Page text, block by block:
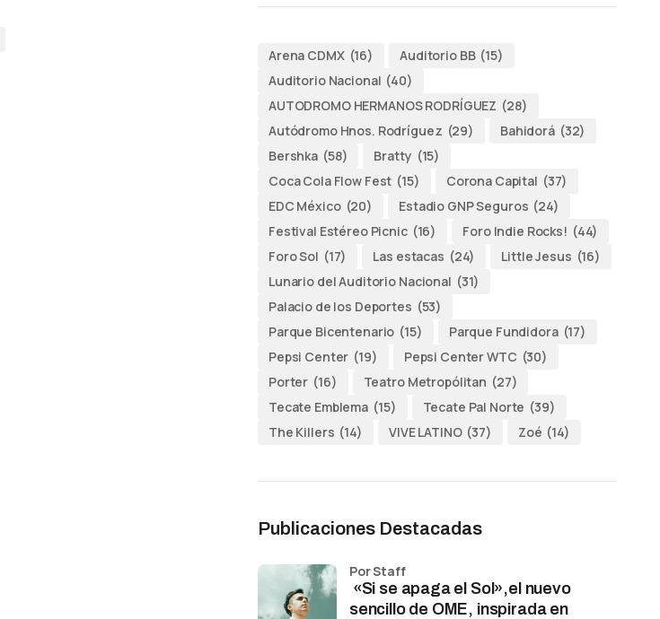
Arena CDMX (16) Auditorio BB (15)
Auditorio Nacional (40)
AUTODROMO HERMANOS RODRÍGUEZ (28)
Autódromo Hnos. Rodríguez (29) Bahidorá (32)
Bershka (58) Bratty (15)
Coca Cola Flow Fest (15) Corona Capital (37)
EDC México (20) Estadio GNP Seguros (24)
Festival Estéreo Picnic (16) Foro Indie Rocks! (44)
Foro Sol (17) Las estacas (24) Little Jesus (16)
Lunario del Auditorio Nacional (31)
Palacio de los Deportes (53)
Parque Bicentenario (15) Parque Fundidora (17)
Pepsi Center (19) Pepsi Center WTC (30)
Porter (16) Teatro Metropólitan (27)
Tecate Emblema (15) Tecate Pal Norte (39)
The Killers (14) VIVE LATINO (37) Zoé (14)
Publicaciones Destacadas
«Si se apaga el Sol»,el nuevo
sencillo de OME, inspirada en
por Staff